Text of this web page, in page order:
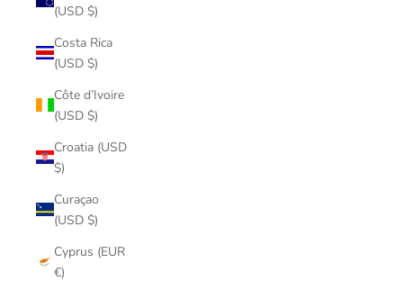
(USD $)
Costa Rica
(USD $)
Côte d’Ivoire
(USD $)
Croatia (USD
$)
Curaçao
(USD $)
Cyprus (EUR
€)